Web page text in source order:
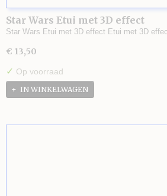
Star Wars Etui met 3D effect
Star Wars Etui met 3D effect Etui met 3D
€ 13,50
✓ Op voorraad
IN WINKELWAGEN